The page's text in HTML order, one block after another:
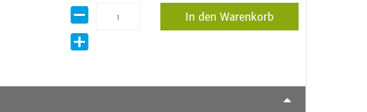
In den Warenkorb